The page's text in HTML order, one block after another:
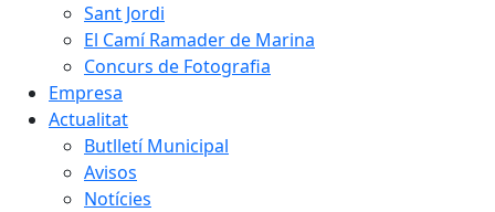
Sant Jordi
El Camí Ramader de Marina
Concurs de Fotografia
Empresa
Actualitat
Butlletí Municipal
Avisos
Notícies